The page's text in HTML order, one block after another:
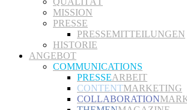
MISSION
PRESSE
PRESSEMITTEILUNGEN
HISTORIE
ANGEBOT
COMMUNICATIONS
PRESSEARBEIT
CONTENTMARKETING
COLLABORATION